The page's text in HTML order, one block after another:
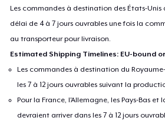
Les commandes à destination des États-Unis
délai de 4 à 7 jours ouvrables une fois la
au transporteur pour livraison.
Estimated Shipping Timelines: EU-bound
Les commandes à destination du
les 7 à 12 jours ouvrables suivant la
Pour la France, l'Allemagne, les Pays-Bas et
devraient arriver dans les 7 à 12 jours